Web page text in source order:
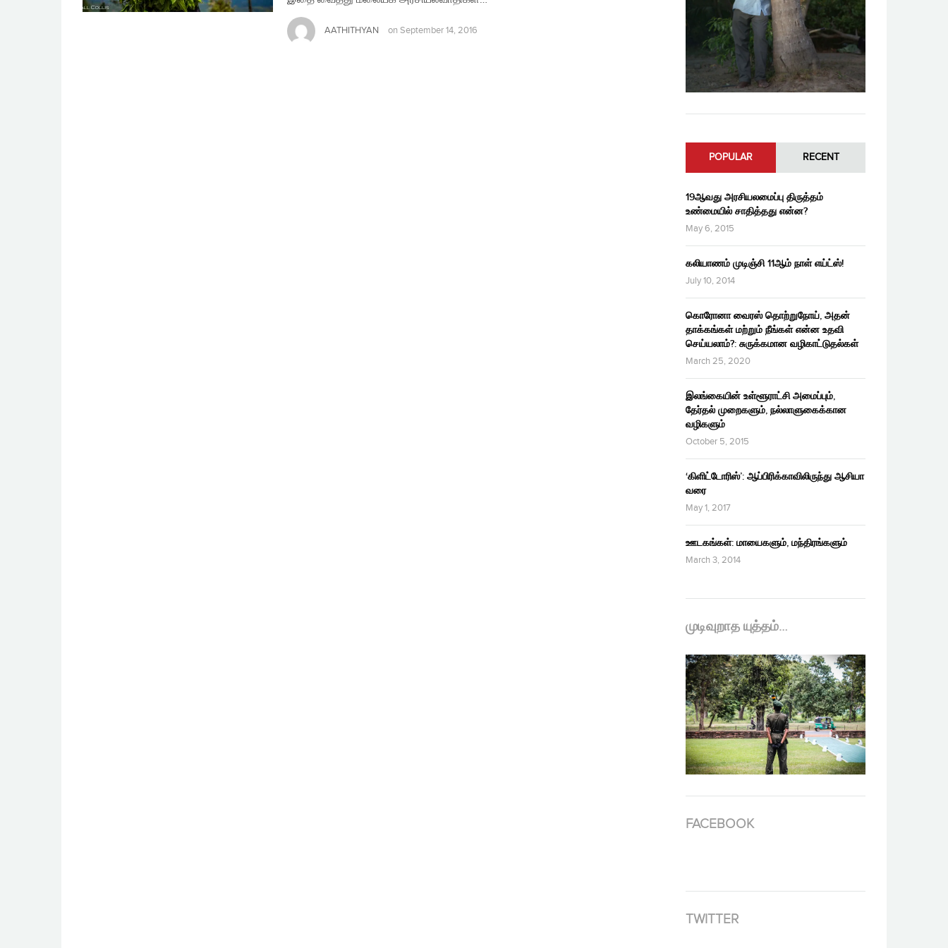
AATHITHYAN on September 14, 2016
POPULAR RECENT
19ஆவது அரசியலமைப்பு திருத்தம்
உண்மையில் சாதித்தது என்ன?
May 6, 2015
கலியாணம் முடிஞ்சி 11ஆம் நாள் எய்ட்ஸ்!
July 10, 2014
கொரோனா வைரஸ் தொற்றுநோய், அதன்
தாக்கங்கள் மற்றும் நீங்கள் என்ன உதவி
செய்யலாம்?: சுருக்கமான வழிகாட்டுதல்கள்
March 25, 2020
இலங்கையின் உள்ளூராட்சி அமைப்பும்,
தேர்தல் முறைகளும், நல்லாளுகைக்கான
வழிகளும்
October 5, 2015
‘கிளிட்டோரிஸ்’: ஆப்பிரிக்காவிலிருந்து ஆசியா
வரை
May 1, 2017
ஊடகங்கள்: மாயைகளும், மந்திரங்களும்
March 3, 2014
முடிவுறாத யுத்தம்…
FACEBOOK
TWITTER